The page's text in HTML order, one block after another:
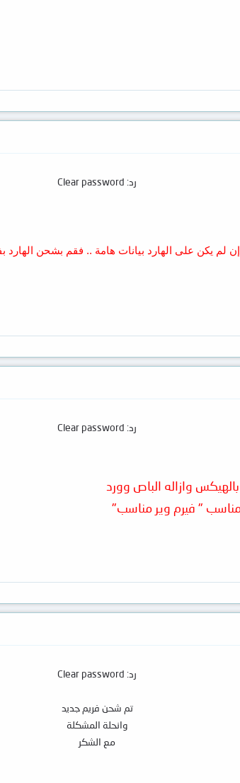
رد: Clear password
إن لم يكن على الهارد بيانات هامة .. فقم بشحن الهارد
رد: Clear password
رد: Clear password
تم شحن فريم جديد
وانحلة المشكلة
مع الشكر